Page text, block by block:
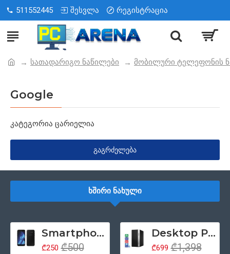
511552445 შესვლა რეგისტრაცია
სათადარიგო ნაწილები მობილური ტელეფონის
Google
კატეგორია ცარიელია
ᲒᲐᲒᲠᲫᲔᲚᲔᲑᲐ
ᲮᲨᲘᲠᲘ ᲜᲐᲮᲣᲚᲘ
Smartphone 5.2" Samsung Galaxy A5 (2017), 4G, Samsung Exynos 7880, 3GB/32GB, ორმაგი SIM, NFC, რადიო, Android 6, შავი (მეორადი პროდუქტის კლასი - A)
₾250 ₾500
Desktop PC კომპიუტერი HP ProDesk 400 G5 Tower, Intel Core i5 8500 (6 თაობა), 8GB ოპერატიული, 256GB SSD მყარი დისკი, DisplayPort, DVD, Windows 11 Pro (მოერადი პროდუქციის კლასი - ა)
₾699 ₾1,398